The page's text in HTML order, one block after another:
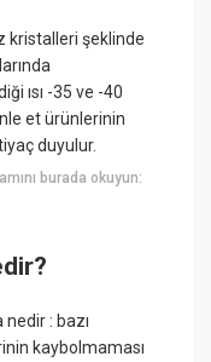
kristalleri şeklinde
ısı -35 ve -40
et ürünlerinin
duyulur.
burada okuyun:
: bazı
kaybolmaması